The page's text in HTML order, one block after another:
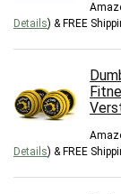
Details) & FREE
Details) & FREE